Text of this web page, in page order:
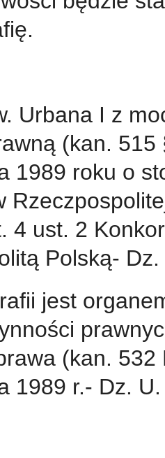
Urbana I z
(kan.
1989 roku o
4 ust. 2
Polską-
jest
(kan.
1989 r.- Dz.